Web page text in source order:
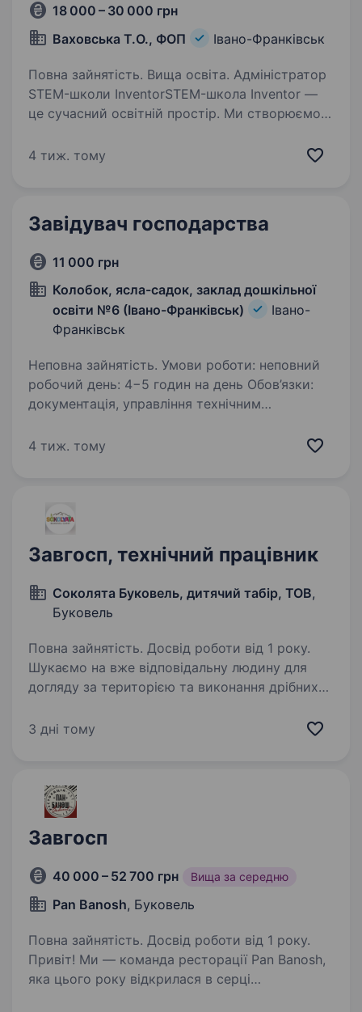
18 000 – 30 000 грн
Ваховська Т.О., ФОП
Івано-Франківськ
Повна зайнятість. Вища освіта. Адміністратор
STEM-школи InventorSTEM-школа Inventor —
це сучасний освітній простір. Ми створюємо
розвиватися та працювати. Запрошуємо
4 тиж. тому
Завідувач господарства
11 000 грн
Колобок, ясла-садок, заклад дошкільної
освіти №6 (Івано-Франківськ)
Івано-
Франківськ
Неповна зайнятість. Умови роботи: неповний
робочий день: 4−5 годин на день Обов’язки:
документація, управління технічним
складом
4 тиж. тому
Завгосп, технічний працівник
Соколята Буковель, дитячий табір, ТОВ,
Буковель
Повна зайнятість. Досвід роботи від 1 року.
Шукаємо на вже відповідальну людину для
догляду за територією та виконання дрібних
порядку на території дрібні ремонтні роботи
3 дні тому
Завгосп
40 000 – 52 700 грн Вища за середню
Pan Banosh, Буковель
Повна зайнятість. Досвід роботи від 1 року.
Привіт! Ми — команда ресторації Pan Banosh,
яка цього року відкрилася в серці